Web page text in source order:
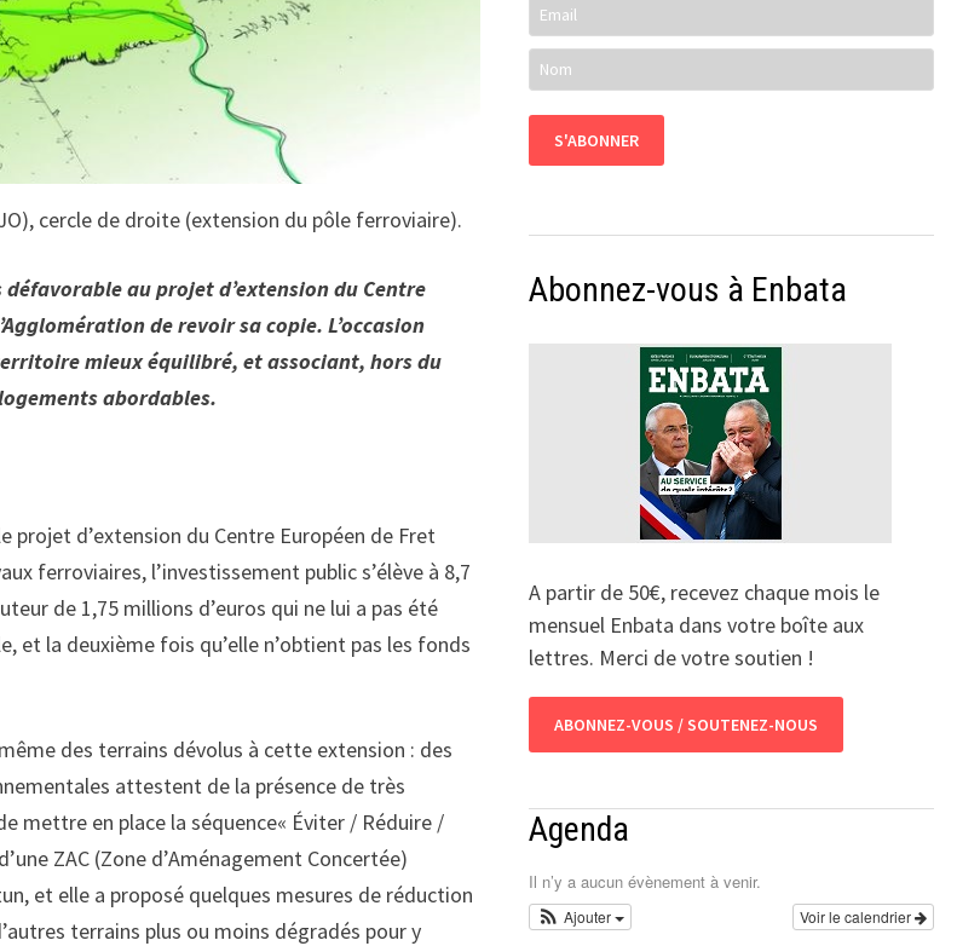
cercle de droite (extension du pôle ferroviaire).
au projet d’extension du Centre
de revoir sa copie. L’occasion
mieux équilibré, et associant, hors du
abordables.
projet d’extension du Centre Européen de Fret
ferroviaires, l’investissement public s’élève à 8,7
de 1,75 millions d’euros qui ne lui a pas été
et la deuxième fois qu’elle n’obtient pas les fonds
des terrains dévolus à cette extension : des
attestent de la présence de très
mettre en place la séquence« Éviter / Réduire /
ZAC (Zone d’Aménagement Concertée)
et elle a proposé quelques mesures de réduction
terrains plus ou moins dégradés pour y
Abonnez-vous à Enbata
A partir de 50€, recevez chaque mois le
mensuel Enbata dans votre boîte aux
lettres. Merci de votre soutien !
ABONNEZ-VOUS / SOUTENEZ-NOUS
Agenda
Il n’y a aucun évènement à venir.
Voir le calendrier
Ajouter